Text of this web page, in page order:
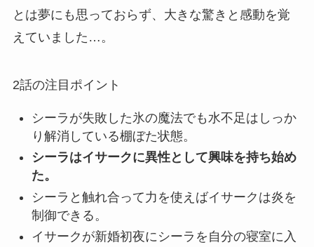
とは夢にも思っておらず、大きな驚きと感動を覚
えていました…。
2話の注目ポイント
シーラが失敗した氷の魔法でも水不足はしっか
り解消している棚ぼた状態。
シーラはイサークに異性として興味を持ち始め
た。
シーラと触れ合って力を使えばイサークは炎を
制御できる。
イサークが新婚初夜にシーラを自分の寝室に入